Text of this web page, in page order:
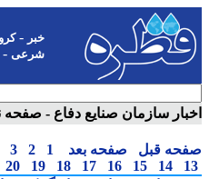
-کرونا-
شرعی-آب
سازمان صنایع دفاع - صفحه
قبل صفحه بعد 1
2
3
4
14
15
16
17
18
19
20